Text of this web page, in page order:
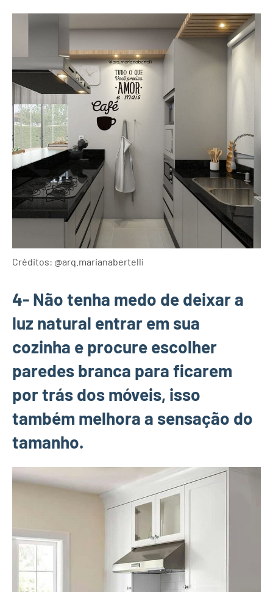
Créditos: @arq.marianabertelli
4- Não tenha medo de deixar a
luz natural entrar em sua
cozinha e procure escolher
paredes branca para ficarem
por trás dos móveis, isso
também melhora a sensação do
tamanho.